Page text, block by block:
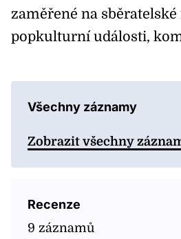
zaměřené na
popkulturní události,
Všechny záznamy
Zobrazit všechny
Recenze
9 záznamů